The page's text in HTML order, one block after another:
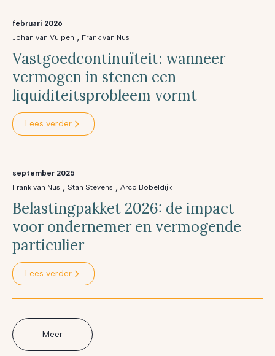
februari 2026
Johan van Vulpen , Frank van Nus
Vastgoedcontinuïteit: wanneer
vermogen in stenen een
liquiditeitsprobleem vormt
Lees verder
september 2025
Frank van Nus , Stan Stevens , Arco Bobeldijk
Belastingpakket 2026: de impact
voor ondernemer en vermogende
particulier
Lees verder
Meer